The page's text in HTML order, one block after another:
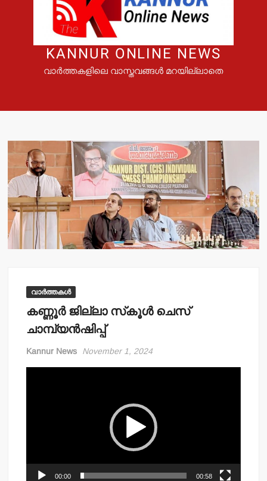
KANNUR ONLINE NEWS
വാർത്തകളിലെ വാസ്തവങ്ങൾ മറയില്ലാതെ
വാർത്തകൾ
കണ്ണൂര്‍ ജില്ലാ സ്‌കൂള്‍ ചെസ്
ചാമ്പ്യന്‍ഷിപ്പ്
Kannur News November 1, 2024
00:00 00:58